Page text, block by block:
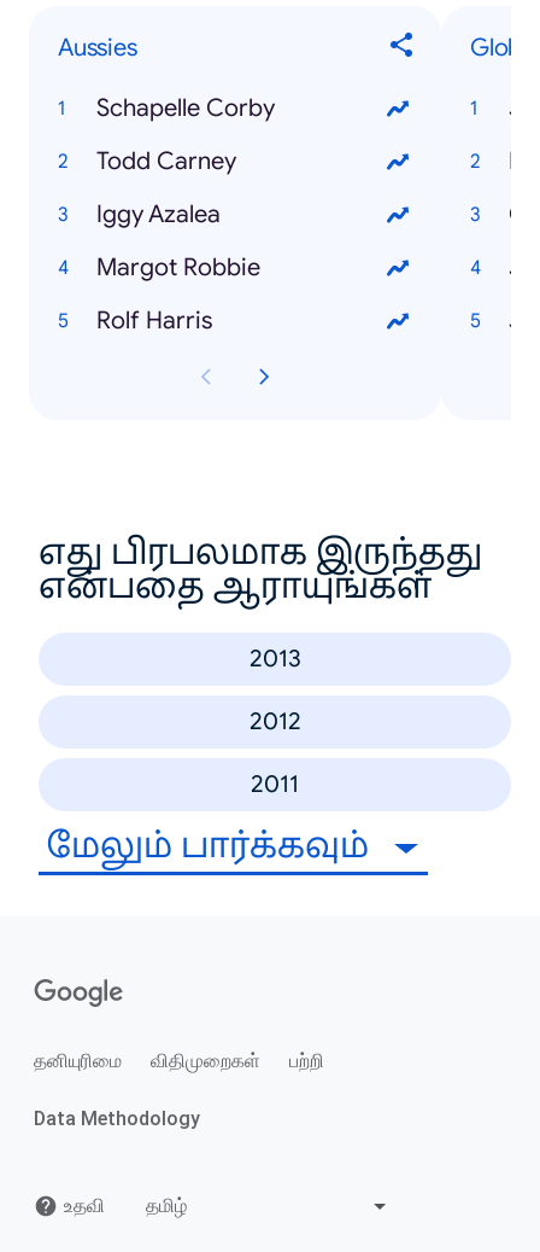
Aussies
Schapelle Corby
Todd Carney
Iggy Azalea
Margot Robbie
Rolf Harris
எது பிரபலமாக இருந்தது
என்பதை ஆராயுங்கள்
2013
2012
2011
மேலும் பார்க்கவும்
தனியுரிமை விதிமுறைகள் பற்றி
Data Methodology
உதவி